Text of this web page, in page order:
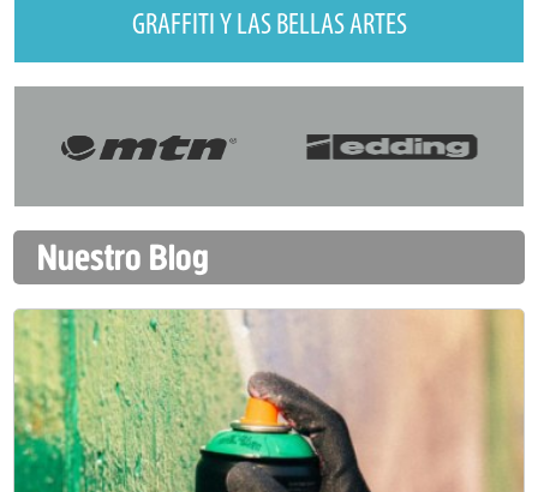
GRAFFITI Y LAS BELLAS ARTES
Nuestro Blog